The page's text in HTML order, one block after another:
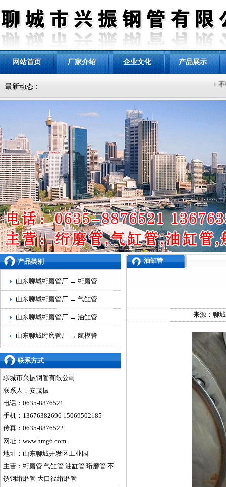
网站首页 厂家介绍 企业文化 产品展示
最新动态： 不
产品类别
山东聊城绗磨管厂 → 绗磨管
山东聊城绗磨管厂 → 气缸管
山东聊城绗磨管厂 → 油缸管
山东聊城绗磨管厂 → 航模管
联系方式
聊城市兴振钢管有限公司
联系人：安茂振
电话：0635-8876521
手机：13676382696 15069502185
传真：0635-8876522
网址： www.hmg6.com
地址：山东聊城开发区工业园
主营：绗磨管 气缸管 油缸管 珩磨管 不
锈钢绗磨管 大口径绗磨管
油缸管
来源： 聊